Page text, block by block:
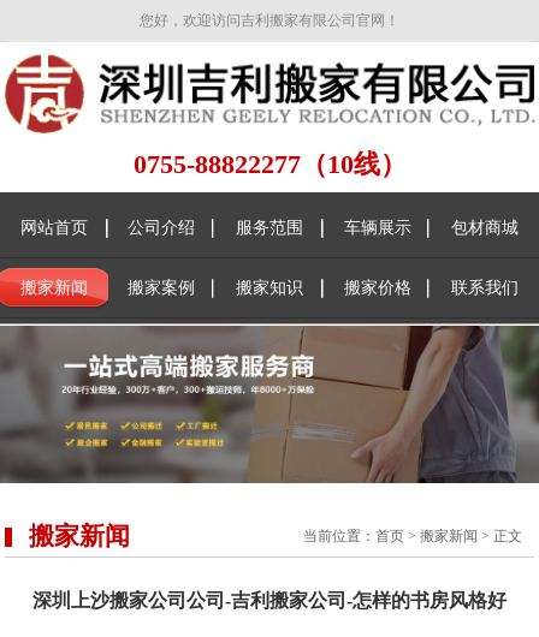
您好，欢迎访问吉利搬家有限公司官网！
0755-88822277（10线）
网站首页 公司介绍 服务范围 车辆展示 包材商城
搬家新闻 搬家案例 搬家知识 搬家价格 联系我们
搬家新闻 当前位置： 首页> 搬家新闻 > 正文
深圳上沙搬家公司公司-吉利搬家公司-怎样的书房风格好